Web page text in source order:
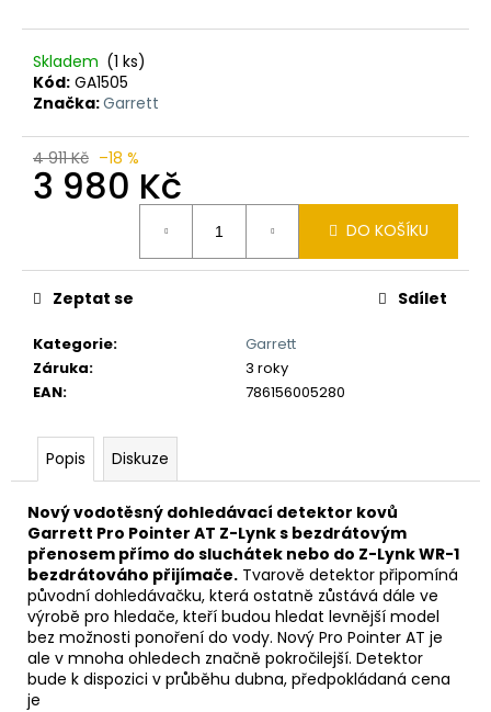
Skladem (1 ks)
Kód: GA1505
Značka:Garrett
4 911 Kč –18 %
3 980 Kč
DO KOŠÍKU
Kategorie:
Garrett
Záruka:
3 roky
EAN: 786156005280
Zeptat se Sdílet
Popis Diskuze
Nový vodotěsný dohledávací detektor kovů
Garrett Pro Pointer AT Z-Lynk s bezdrátovým
přenosem přímo do sluchátek nebo do Z-Lynk WR-1
bezdrátováho přijímače. Tvarově detektor připomíná
původní dohledávačku, která ostatně zůstává dále ve
výrobě pro hledače, kteří budou hledat levnější model
bez možnosti ponoření do vody. Nový Pro Pointer AT je
ale v mnoha ohledech značně pokročilejší. Detektor
bude k dispozici v průběhu dubna, předpokládaná cena
je
D
p
o
u
č
u
m
e
DETEKTOR
KOVU
MINELAB
DOHLEDÁVAČKA
MINELAB
PRO-
FIND
40
ZDARMA)
29
990
Kč